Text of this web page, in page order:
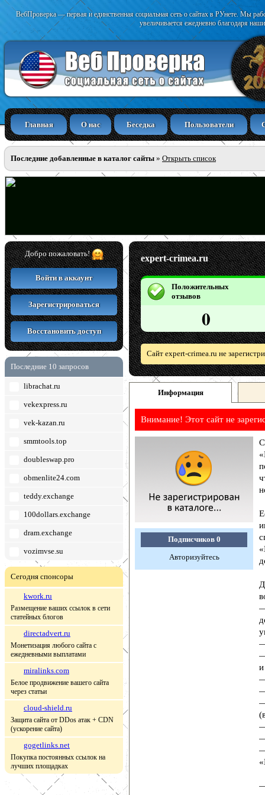
ВебПроверка — первая и единственная социальная сеть о сайтах в РУнете. Мы
увеличивается ежедневно благодаря
Главная О нас Беседка Пользователи
Последние добавленные в каталог сайты » Открыть список
Добро пожаловать!
Войти в аккаунт
Зарегистрироваться
Восстановить доступ
Последние 10 запросов
librachat.ru
vekexpress.ru
vek-kazan.ru
smmtools.top
doubleswap.pro
obmenlite24.com
teddy.exchange
100dollars.exchange
dram.exchange
vozimvse.su
Сегодня спонсоры
kwork.ru
Размещение ваших ссылок в сети
статейных блогов
directadvert.ru
Монетизация любого сайта с
ежедневными выплатами
miralinks.com
Белое продвижение вашего сайта
через статьи
cloud-shield.ru
Защита сайта от DDos атак + CDN
(ускорение сайта)
gogetlinks.net
Покупка постоянных ссылок на
лучших площадках
expert-crimea.ru
Положительных
отзывов
0
Сайт expert-crimea.ru не
Информация
Внимание! Этот сайт не
Подписчиков 0
Авторизуйтесь